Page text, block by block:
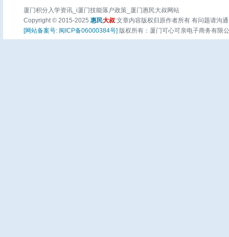
厦门积分入学资讯_i厦门技能落户政策_厦门惠民大叔网站
Copyright © 2015-2025 惠民大叔 文章内容版权归原作者所有 有问题请沟
[网站备案号: 闽ICP备06000384号] 版权所有：厦门可心可亲电子商务有限